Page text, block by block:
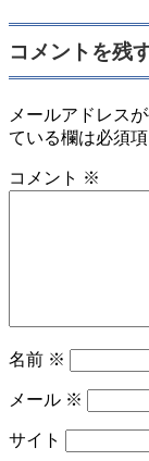
コメントを残
メールアドレス
ている欄は必須
コメント ※
名前 ※
メール ※
サイト